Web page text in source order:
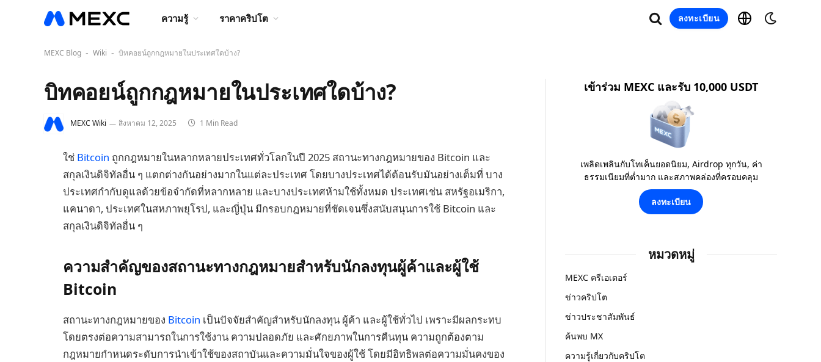
ความรู้ ราคาคริปโต ลงทะเบียน
MEXC Blog - Wiki - บิทคอยน์ถูกกฎหมายในประเทศใดบ้าง?
บิทคอยน์ถูกกฎหมายในประเทศใดบ้าง?
MEXC Wiki สิงหาคม 12, 2025 1 Min Read
ใช่ Bitcoin ถูกกฎหมายในหลากหลายประเทศทั่วโลกในปี 2025 สถานะทางกฎหมายของ Bitcoin และ
สกุลเงินดิจิทัลอื่น ๆ แตกต่างกันอย่างมากในแต่ละประเทศ โดยบางประเทศได้ต้อนรับมันอย่างเต็มที่ บาง
ประเทศกำกับดูแลด้วยข้อจำกัดที่หลากหลาย และบางประเทศห้ามใช้ทั้งหมด ประเทศเช่น สหรัฐอเมริกา,
แคนาดา, ประเทศในสหภาพยุโรป, และญี่ปุ่น มีกรอบกฎหมายที่ชัดเจนซึ่งสนับสนุนการใช้ Bitcoin และ
สกุลเงินดิจิทัลอื่น ๆ
ความสำคัญของสถานะทางกฎหมายสำหรับนักลงทุนผู้ค้าและผู้ใช้
Bitcoin
สถานะทางกฎหมายของ Bitcoin เป็นปัจจัยสำคัญสำหรับนักลงทุน ผู้ค้า และผู้ใช้ทั่วไป เพราะมีผลกระทบ
โดยตรงต่อความสามารถในการใช้งาน ความปลอดภัย และศักยภาพในการคืนทุน ความถูกต้องตาม
กฎหมายกำหนดระดับการนำเข้าใช้ของสถาบันและความมั่นใจของผู้ใช้ โดยมีอิทธิพลต่อความมั่นคงของ
เข้าร่วม MEXC และรับ 10,000 USDT
เพลิดเพลินกับโทเค็นยอดนิยม, Airdrop ทุกวัน, ค่า
ธรรมเนียมที่ต่ำมาก และสภาพคล่องที่ครอบคลุม
ลงทะเบียน
หมวดหมู่
MEXC ครีเอเตอร์
ข่าวคริปโต
ข่าวประชาสัมพันธ์
ค้นพบ MX
ความรู้เกี่ยวกับคริปโต